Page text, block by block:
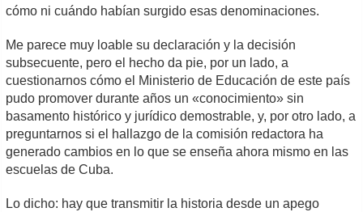
cómo ni cuándo habían surgido esas denominaciones.
Me parece muy loable su declaración y la decisión
subsecuente, pero el hecho da pie, por un lado, a
cuestionarnos cómo el Ministerio de Educación de este país
pudo promover durante años un «conocimiento» sin
basamento histórico y jurídico demostrable, y, por otro lado, a
preguntarnos si el hallazgo de la comisión redactora ha
generado cambios en lo que se enseña ahora mismo en las
escuelas de Cuba.
Lo dicho: hay que transmitir la historia desde un apego